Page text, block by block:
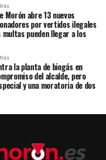
Morón abre 13 nuevos
por vertidos ilegales
pueden llegar a los
la planta de biogás en
del alcalde, pero
y una moratoria de dos